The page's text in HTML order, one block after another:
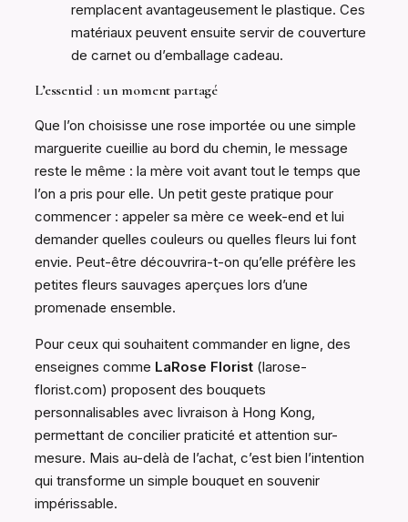
remplacent avantageusement le plastique. Ces
matériaux peuvent ensuite servir de couverture
de carnet ou d’emballage cadeau.
L’essentiel : un moment partagé
Que l’on choisisse une rose importée ou une simple
marguerite cueillie au bord du chemin, le message
reste le même : la mère voit avant tout le temps que
l’on a pris pour elle. Un petit geste pratique pour
commencer : appeler sa mère ce week-end et lui
demander quelles couleurs ou quelles fleurs lui font
envie. Peut-être découvrira-t-on qu’elle préfère les
petites fleurs sauvages aperçues lors d’une
promenade ensemble.
Pour ceux qui souhaitent commander en ligne, des
enseignes comme LaRose Florist (larose-
florist.com) proposent des bouquets
personnalisables avec livraison à Hong Kong,
permettant de concilier praticité et attention sur-
mesure. Mais au-delà de l’achat, c’est bien l’intention
qui transforme un simple bouquet en souvenir
impérissable.